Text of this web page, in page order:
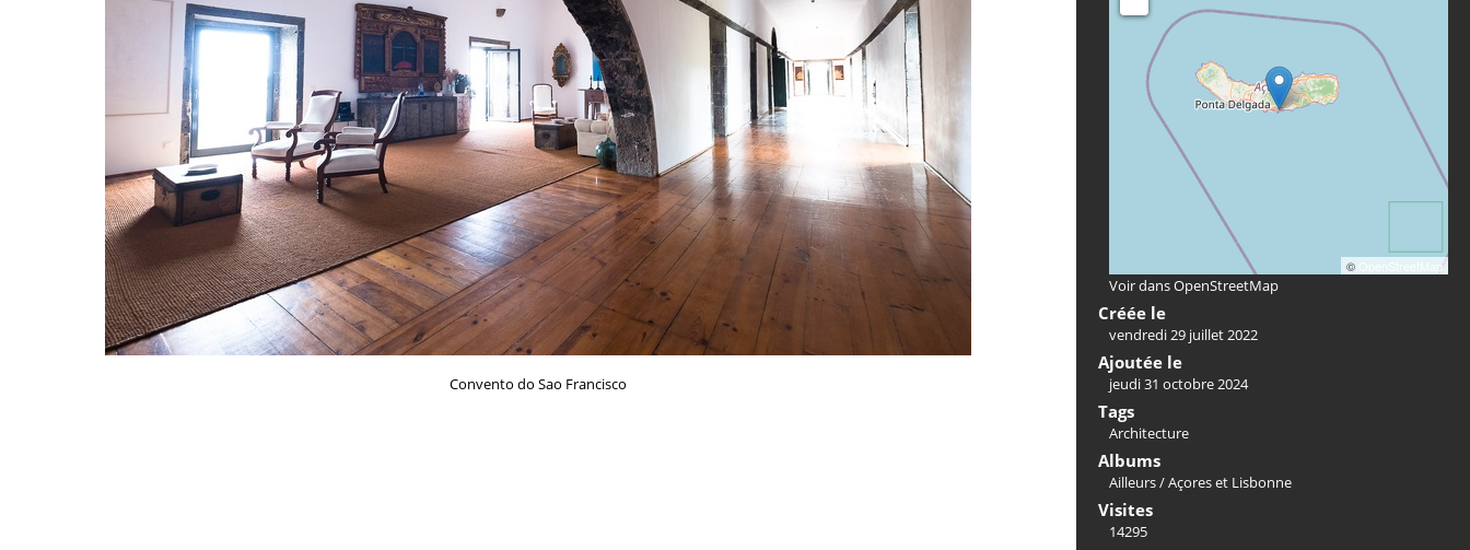
Convento do Sao Francisco
© OpenStreetMap
Voir dans OpenStreetMap
Créée le
vendredi 29 juillet 2022
Ajoutée le
jeudi 31 octobre 2024
Tags
Architecture
Albums
Ailleurs/Açores et Lisbonne
Visites
14295